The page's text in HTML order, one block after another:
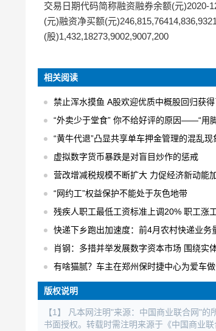
交易日期代码简称融资融券余额(元)2020-
(元)融资净买额(元
(股)1,432,18273,9002,9007,200
相关阅读
禁止浑水摸鱼 A股欢迎优质中概股回归获得了实
“外卖少于堂食” 你不给好评的原因——“用
“黄牛代退”凸显共享单车押金管理的混乱现
虚拟数字货币暴跌是对盲目炒作的惩戒
营改增减税规模不断扩大 力促经济新动能
“网约工”权益保护不能处于灰色地带
残疾人职工最低工资标准上调20% 职工涨工资
快递下乡跑出加速度：前4月农村快递业务量增速超过30% 日均快
肖钢：多措并举发展数字资本市场 围绕实体经济需求进
有啥猫腻？车主在郑州保时捷中心为爱车做保养后凭空
版权说明
【1】 凡本网注明"来源：中国商业联合网"
书面授权。转载时需注明来源于《中国商业